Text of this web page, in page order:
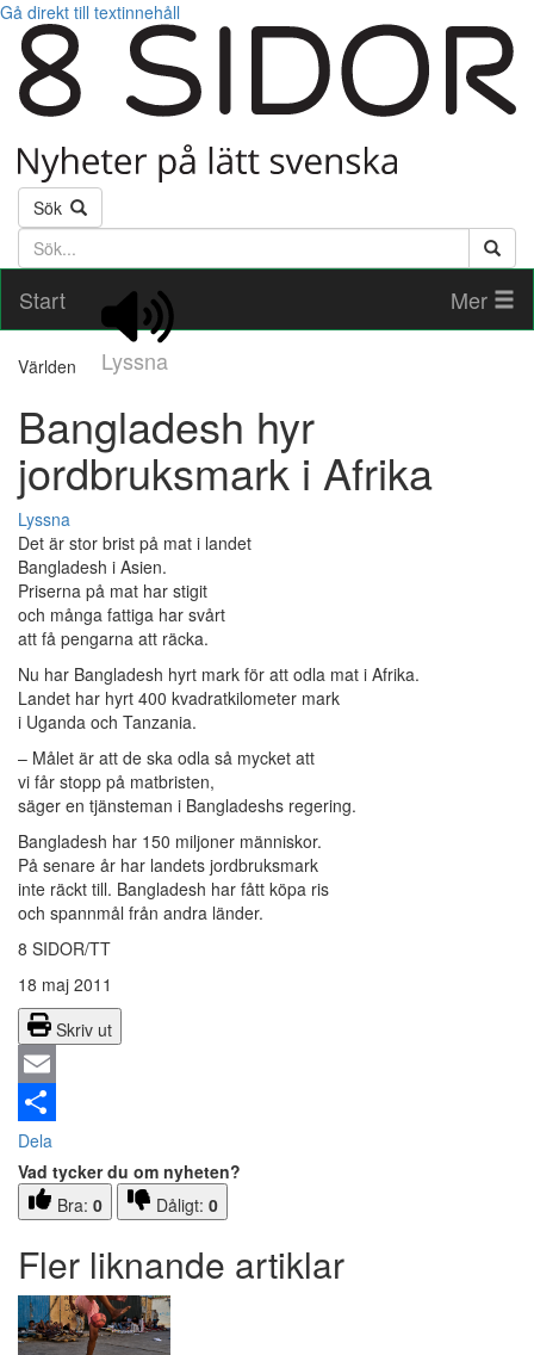
Gå direkt till textinnehåll
Sök
Söktext
Start
Lyssna
Mer
Världen
Bangladesh hyr
jordbruksmark i Afrika
Lyssna
Det är stor brist på mat i landet
Bangladesh i Asien.
Priserna på mat har stigit
och många fattiga har svårt
att få pengarna att räcka.
Nu har Bangladesh hyrt mark för att odla mat i Afrika.
Landet har hyrt 400 kvadratkilometer mark
i Uganda och Tanzania.
– Målet är att de ska odla så mycket att
vi får stopp på matbristen,
säger en tjänsteman i Bangladeshs regering.
Bangladesh har 150 miljoner människor.
På senare år har landets jordbruksmark
inte räckt till. Bangladesh har fått köpa ris
och spannmål från andra länder.
8 SIDOR/TT
18 maj 2011
Skriv ut
Email
Dela
Vad tycker du om nyheten?
Bra: 0 Dåligt: 0
Fler liknande artiklar